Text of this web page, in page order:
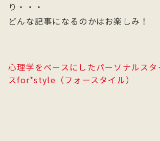
り・・・
どんな記事になるのかはお楽しみ！
心理学をベースにしたパーソナルス
スfor*style（フォースタイル）